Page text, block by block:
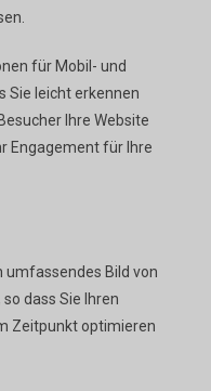
für Mobil- und
Sie leicht erkennen
Ihre Website
Engagement für Ihre
umfassendes Bild von
dass Sie Ihren
Zeitpunkt optimieren